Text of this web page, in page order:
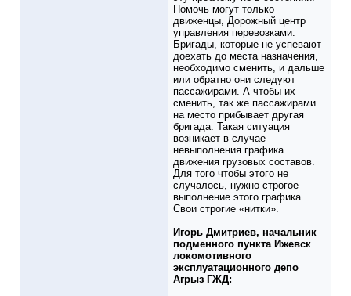
Помочь могут только
движенцы, Дорожный центр
управления перевозками.
Бригады, которые не успевают
доехать до места назначения,
необходимо сменить, и дальше
или обратно они следуют
пассажирами. А чтобы их
сменить, так же пассажирами
на место прибывает другая
бригада. Такая ситуация
возникает в случае
невыполнения графика
движения грузовых составов.
Для того чтобы этого не
случалось, нужно строгое
выполнение этого графика.
Свои строгие «нитки».
Игорь Дмитриев, начальник
подменного пункта Ижевск
локомотивного
эксплуатационного депо
Агрыз ГЖД: